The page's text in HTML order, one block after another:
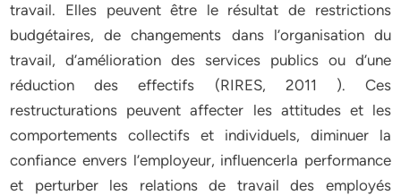
travail. Elles peuvent être le résultat de restrictions
budgétaires, de changements dans l’organisation du
travail, d’amélioration des services publics ou d’une
réduction des effectifs (RIRES, 2011 ). Ces
restructurations peuvent affecter les attitudes et les
comportements collectifs et individuels, diminuer la
confiance envers l’employeur, influencerla performance
et perturber les relations de travail des employés